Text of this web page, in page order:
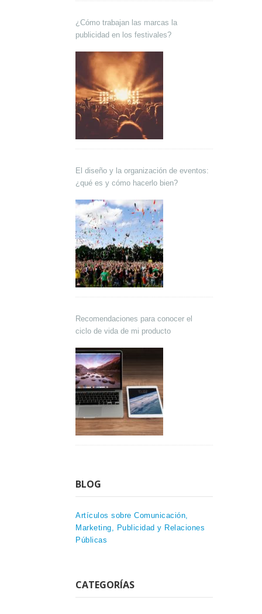
¿Cómo trabajan las marcas la
publicidad en los festivales?
El diseño y la organización de eventos:
¿qué es y cómo hacerlo bien?
Recomendaciones para conocer el
ciclo de vida de mi producto
BLOG
Artículos sobre Comunicación,
Marketing, Publicidad y Relaciones
Públicas
CATEGORÍAS